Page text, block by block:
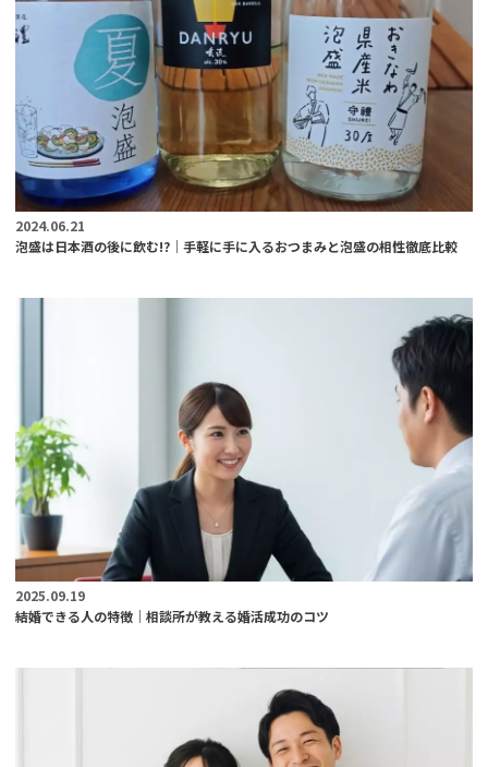
2024.06.21
泡盛は日本酒の後に飲む!?｜手軽に手に入るおつまみと泡盛の相性徹底比較
2025.09.19
結婚できる人の特徴｜相談所が教える婚活成功のコツ